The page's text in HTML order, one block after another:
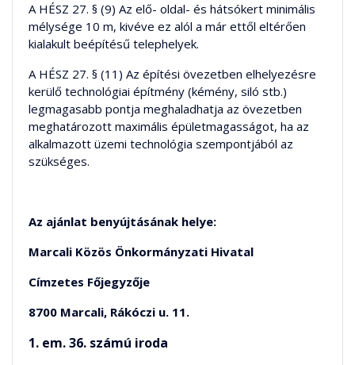
A HÉSZ 27. § (9) Az elő- oldal- és hátsókert minimális
mélysége 10 m, kivéve ez alól a már ettől eltérően
kialakult beépítésű telephelyek.
A HÉSZ 27. § (11) Az építési övezetben elhelyezésre
kerülő technológiai építmény (kémény, siló stb.)
legmagasabb pontja meghaladhatja az övezetben
meghatározott maximális épületmagasságot, ha az
alkalmazott üzemi technológia szempontjából az
szükséges.
Az ajánlat benyújtásának helye:
Marcali Közös Önkormányzati Hivatal
Címzetes Főjegyzője
8700 Marcali, Rákóczi u. 11.
1. em. 36. számú iroda